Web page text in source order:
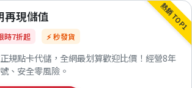
熱銷 TOP1
再現儲值
時7折起 ⚡ 秒發貨
規點卡代儲，全網最划算歡迎比價！經營8年
、安全零風險。